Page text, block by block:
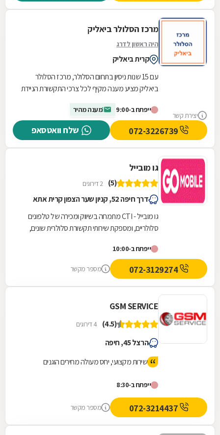
יצירת קשר
מרכז הסלולר ביאליק
היה ראשון לדרג
קרית ביאליק
עם 15 שנות ניסיון בתחום הסלולר, מרכז הסלולר
ביאליק מציע מענה מקיף לכל צרכי התקשורת הניידת
מכשירים...
ייפתח ב-9:00 מענה מהיר
שלח וואטסאפ
גו מובייל
(5) 2 דירוגים
דרך חיפה 52, קניון שער הצפון קרית אתא
גו מובייל - CTI מתמחה בשיווק ומכירה של טלפונים
סלולריים, ומספקת שירותי תקשורת סלולרית שונים,
ייפתח ב-10:00
072-3129274 מספר מקשר
GSM SERVICE
(4.5) 4 דירוגים
הרצל 45, חיפה
שירות מקצועי, יחס מעולה מחירים הוגנים
ייפתח ב-8:30
מספר מקשר